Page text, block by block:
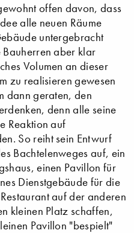
offen davon, dass
alle neuen Räume
untergebracht
aber klar
Volumen an dieser
zu realisieren gewesen
dann geraten, den
denn alle seine
Reaktion auf
So reiht sein Entwurf
Bachtelenweges auf, ein
einen Pavillon für
Dienstgebäude für die
auf der anderen
kleinen Platz schaffen,
Pavillon "bespielt"